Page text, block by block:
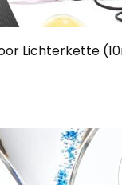
Lichterkette